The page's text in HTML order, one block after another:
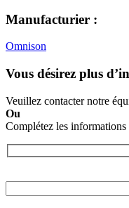
Manufacturier :
Omnison
Vous désirez plus
Veuillez contacter notre
Ou
Complétez les informations